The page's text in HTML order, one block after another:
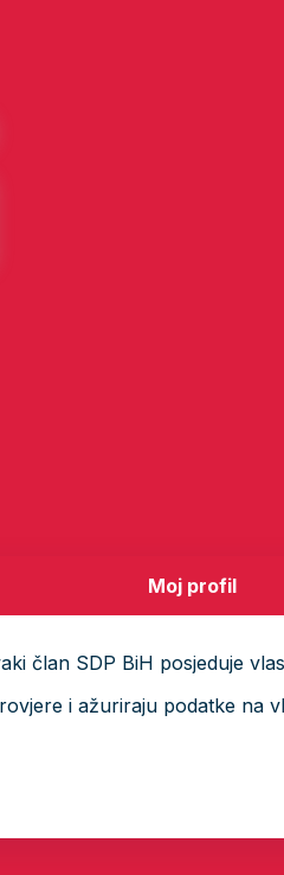
Moj profil
član SDP BiH posjeduje
i ažuriraju podatke